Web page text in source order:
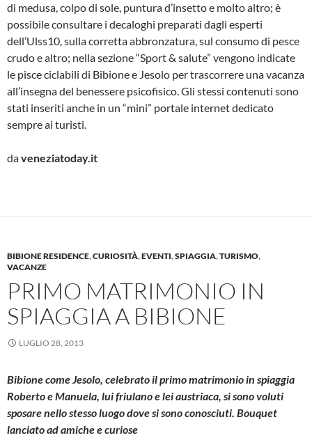
di medusa, colpo di sole, puntura d’insetto e molto altro; è
possibile consultare i decaloghi preparati dagli esperti
dell’Ulss10, sulla corretta abbronzatura, sul consumo di pesce
crudo e altro; nella sezione “Sport & salute” vengono indicate
le pisce ciclabili di Bibione e Jesolo per trascorrere una vacanza
all’insegna del benessere psicofisico. Gli stessi contenuti sono
stati inseriti anche in un “mini” portale internet dedicato
sempre ai turisti.
daveneziatoday.it
BIBIONE RESIDENCE,CURIOSITÀ,EVENTI,SPIAGGIA,TURISMO,
VACANZE
PRIMO MATRIMONIO IN
SPIAGGIA A BIBIONE
LUGLIO 28, 2013
Bibione come Jesolo, celebrato il primo matrimonio in spiaggia
Roberto e Manuela, lui friulano e lei austriaca, si sono voluti
sposare nello stesso luogo dove si sono conosciuti. Bouquet
lanciato ad amiche e curiose